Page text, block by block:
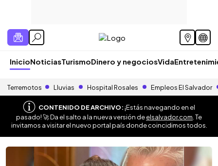
InicioNoticiasTurismoDinero y negociosVida
Terremotos Lluvias Hospital Rosales Empleos El Salvador
CONTENIDO DE ARCHIVO:¡Estás navegando en el
pasado! 🚀 Da el salto a la nueva versión deelsalvador.com . Te
invitamos a visitar el nuevo portal país donde coincidimos todos.